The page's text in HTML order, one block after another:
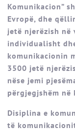
Komunikacion”
Evropë, dhe
jetë njerëzish në
individualisht
komunikacionin
3500 jetë
nëse jemi
përgjegjshëm në
Disiplina e
të